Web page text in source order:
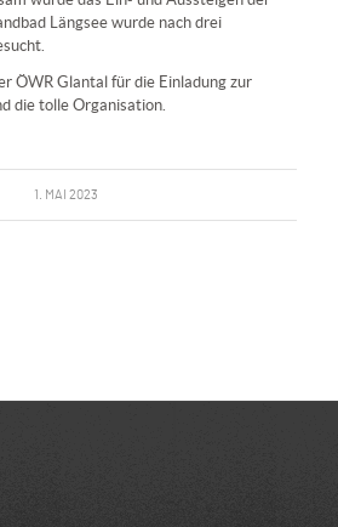
Längsee wurde nach drei
ÖWR Glantal für die Einladung zur
die tolle Organisation.
1. MAI 2023